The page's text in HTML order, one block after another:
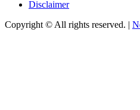
Disclaimer
Copyright © All rights reserved. |